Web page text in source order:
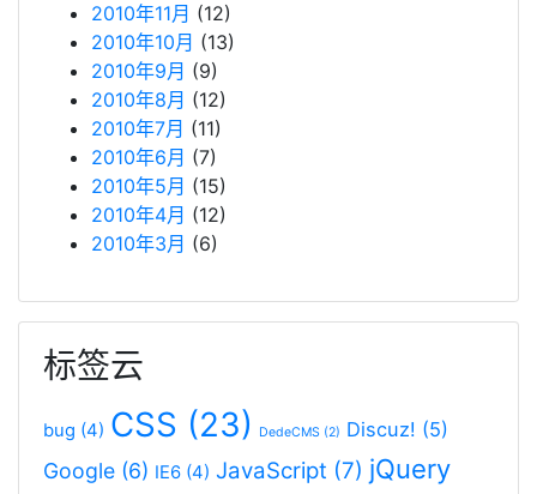
2010年11月 (12)
2010年10月 (13)
2010年9月 (9)
2010年8月 (12)
2010年7月 (11)
2010年6月 (7)
2010年5月 (15)
2010年4月 (12)
2010年3月 (6)
标签云
bug (4) CSS (23) DedeCMS (2) Discuz! (5)
Google (6) IE6 (4) JavaScript (7) jQuery